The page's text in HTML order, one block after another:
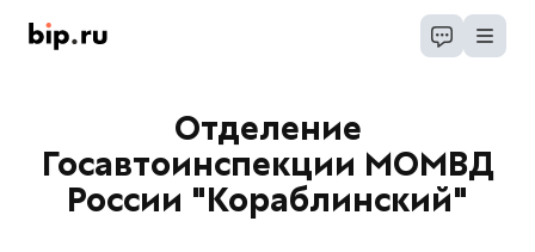
Отделение
Госавтоинспекции МОМВД
России "Кораблинский"